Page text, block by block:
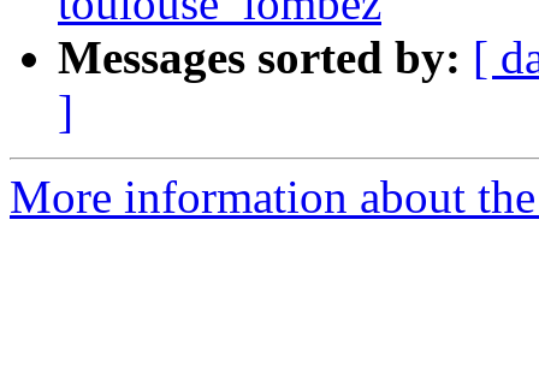
Messages sorted by: [
]
More information about